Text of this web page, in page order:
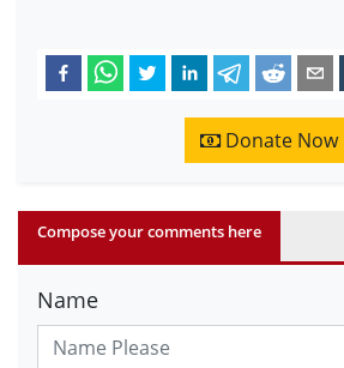
Donate Now
Compose your comments here
Name